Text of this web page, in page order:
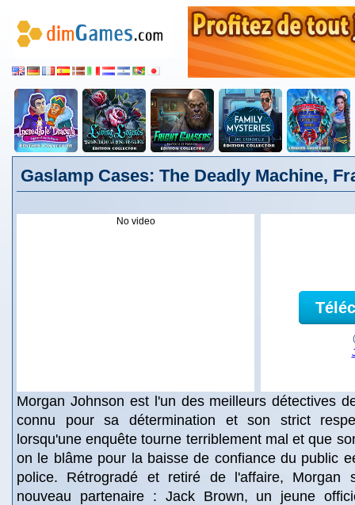
Gaslamp Cases: The Deadly Machine,
No video
Morgan Johnson est l'un des meilleurs détectives
connu pour sa détermination et son strict
lorsqu'une enquête tourne terriblement mal et que
on le blâme pour la baisse de confiance du public
police. Rétrogradé et retiré de l'affaire, Morgan
nouveau partenaire : Jack Brown, un jeune